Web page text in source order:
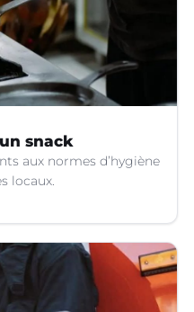
snack
aux normes d’hygiène
locaux.